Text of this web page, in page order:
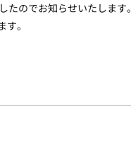
のでお知らせいたします。
。